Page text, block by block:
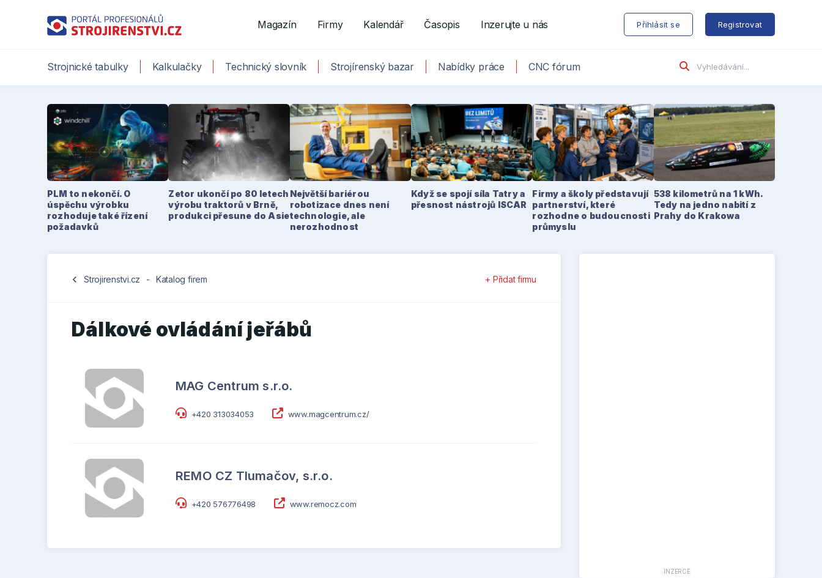
Magazín Firmy Kalendář Časopis Inzerujte u nás Přihlásit se Registrovat
Strojnické tabulky Kalkulačky Technický slovník Strojírenský bazar Nabídky práce CNC fórum
PLM to nekončí. O
úspěchu výrobku
rozhoduje také řízení
požadavků
Zetor ukončí po 80 letech
výrobu traktorů v Brně,
produkci přesune do Asie
Největší bariérou
robotizace dnes není
technologie, ale
nerozhodnost
Když se spojí síla Tatry a
přesnost nástrojů ISCAR
Firmy a školy představují
partnerství, které
rozhodne o budoucnosti
průmyslu
538 kilometrů na 1 kWh.
Tedy na jedno nabití z
Prahy do Krakowa
chevron_left Strojirenstvi.cz - Katalog firem + Přidat firmu
Dálkové ovládání jeřábů
MAG Centrum s.r.o.
+420 313034053 www.magcentrum.cz/
REMO CZ Tlumačov, s.r.o.
+420 576776498 www.remocz.com
INZERCE